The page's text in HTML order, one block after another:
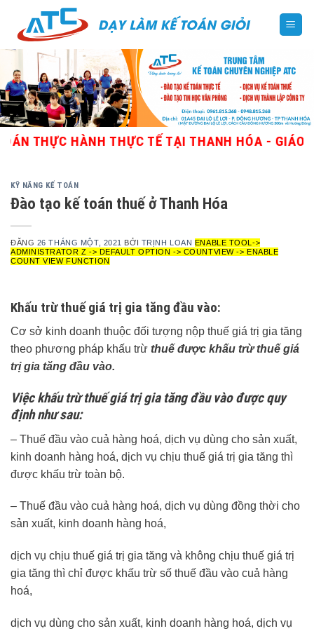
content
HÀNH THỰC TẾ TẠI THANH HÓA - GIÁO VIÊN
KỸ NĂNG KẾ TOÁN
Đào tạo kế toán thuế ở Thanh Hóa
ĐĂNG 26 THÁNG MỘT, 2021 BỞI TRỊNH LOAN ENABLE TOOL->
ADMINISTRATOR Z -> DEFAULT OPTION -> COUNTVIEW -> ENABLE
COUNT VIEW FUNCTION
Khấu trừ thuế giá trị gia tăng đầu vào:
Cơ sở kinh doanh thuộc đối tượng nộp thuế giá trị gia tăng
theo phương pháp khấu trừ thuế được khấu trừ thuế giá
trị gia tăng đầu vào.
Việc khấu trừ thuế giá trị gia tăng đầu vào được quy
định như sau:
– Thuế đầu vào cuả hàng hoá, dịch vụ dùng cho sản xuất,
kinh doanh hàng hoá, dịch vụ chịu thuế giá trị gia tăng thì
được khấu trừ toàn bộ.
– Thuế đầu vào cuả hàng hoá, dịch vụ dùng đồng thời cho
sản xuất, kinh doanh hàng hoá,
dịch vụ chịu thuế giá trị gia tăng và không chịu thuế giá trị
gia tăng thì chỉ được khấu trừ số thuế đầu vào cuả hàng
hoá,
dịch vụ dùng cho sản xuất, kinh doanh hàng hoá, dịch vụ